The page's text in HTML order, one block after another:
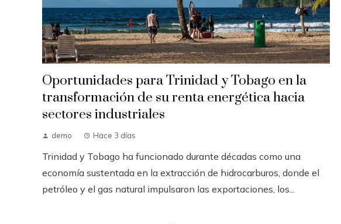
Oportunidades para Trinidad y Tobago en la
transformación de su renta energética hacia
sectores industriales
demo Hace 3 días
Trinidad y Tobago ha funcionado durante décadas como una
economía sustentada en la extracción de hidrocarburos, donde el
petróleo y el gas natural impulsaron las exportaciones, los...